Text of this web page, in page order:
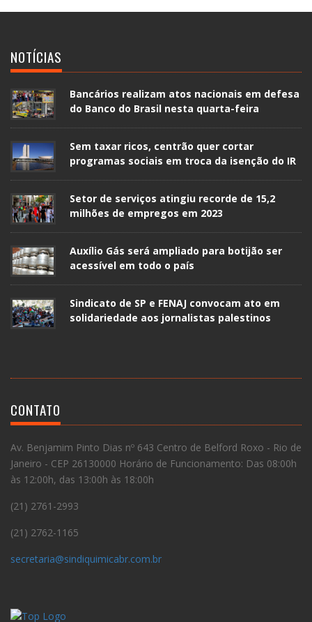
NOTÍCIAS
Bancários realizam atos nacionais em defesa
do Banco do Brasil nesta quarta-feira
Sem taxar ricos, centrão quer cortar
programas sociais em troca da isenção do IR
Setor de serviços atingiu recorde de 15,2
milhões de empregos em 2023
Auxílio Gás será ampliado para botijão ser
acessível em todo o país
Sindicato de SP e FENAJ convocam ato em
solidariedade aos jornalistas palestinos
CONTATO
Av. Benjamim Pinto Dias nº 643 Centro de Belford Roxo - Rio de
Janeiro - CEP 26130000 Horário de Funcionamento: Das 08:00h
às 12:00h, das 13:00h às 18:00h
(21) 2761-2993
(21) 2762-1165
secretaria@sindiquimicabr.com.br